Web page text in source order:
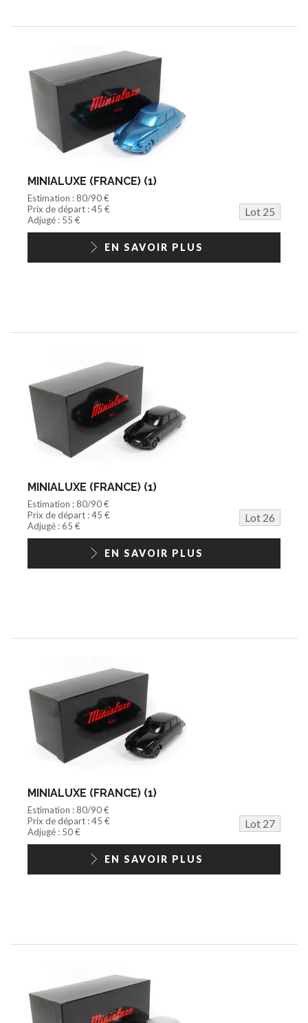
MINIALUXE (FRANCE) (1)
Estimation : 80/90 €
Prix de départ : 45 €
Lot 25
Adjugé : 55 €
EN SAVOIR PLUS
MINIALUXE (FRANCE) (1)
Estimation : 80/90 €
Prix de départ : 45 €
Lot 26
Adjugé : 65 €
EN SAVOIR PLUS
MINIALUXE (FRANCE) (1)
Estimation : 80/90 €
Prix de départ : 45 €
Lot 27
Adjugé : 50 €
EN SAVOIR PLUS